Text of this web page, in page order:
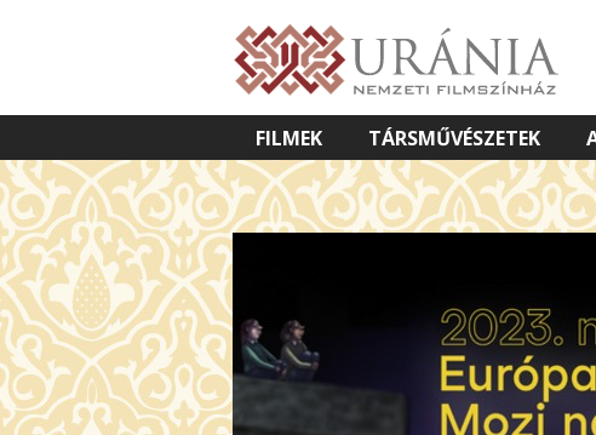
FILMEK TÁRSMŰVÉSZETEK
VETÍTETT KÉPES ELŐADÁSOK